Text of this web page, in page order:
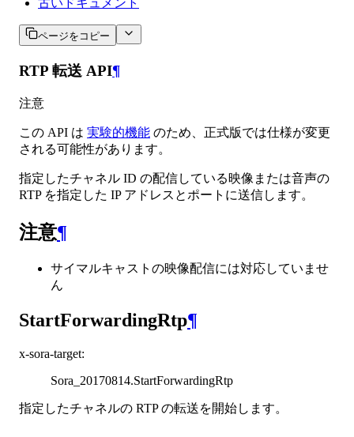
古いドキュメント
ページをコピー
RTP 転送 API¶
注意
この API は 実験的機能 のため、正式版では仕様が変更
される可能性があります。
指定したチャネル ID の配信している映像または音声の
RTP を指定した IP アドレスとポートに送信します。
注意¶
サイマルキャストの映像配信には対応していませ
ん
StartForwardingRtp¶
x-sora-target:
Sora_20170814.StartForwardingRtp
指定したチャネルの RTP の転送を開始します。